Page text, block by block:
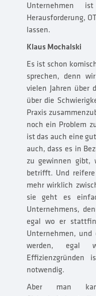
Unternehmen
Herausforderung,
lassen.
Klaus Mochalski
Es ist schon
sprechen, denn
vielen Jahren über
über die
Praxis
noch ein Problem
ist das auch eine
auch, dass es in
zu gewinnen gibt,
betrifft. Und
mehr wirklich
sie geht es
Unternehmens,
egal wo er
Unternehmen,
werden, egal
Effizienzgründen
notwendig.
Aber man